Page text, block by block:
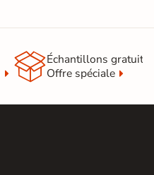
Échantillons gratuit
Offre spéciale